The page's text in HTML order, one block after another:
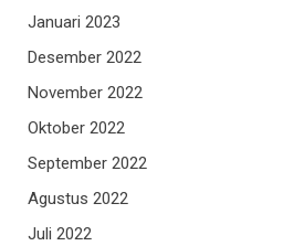
Januari 2023
Desember 2022
November 2022
Oktober 2022
September 2022
Agustus 2022
Juli 2022